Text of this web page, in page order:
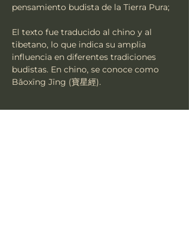
pensamiento budista de la Tierra Pura;
El texto fue traducido al chino y al
tibetano, lo que indica su amplia
influencia en diferentes tradiciones
budistas. En chino, se conoce como
Bǎoxīng Jīng (寶星經).
Mostrar más